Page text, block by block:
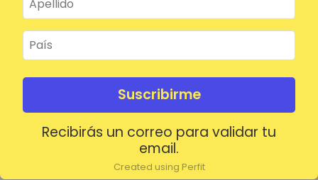
Suscribirme
Recibirás un correo para validar tu
email.
Created using Perfit
Mantenerme conectado
Acceder